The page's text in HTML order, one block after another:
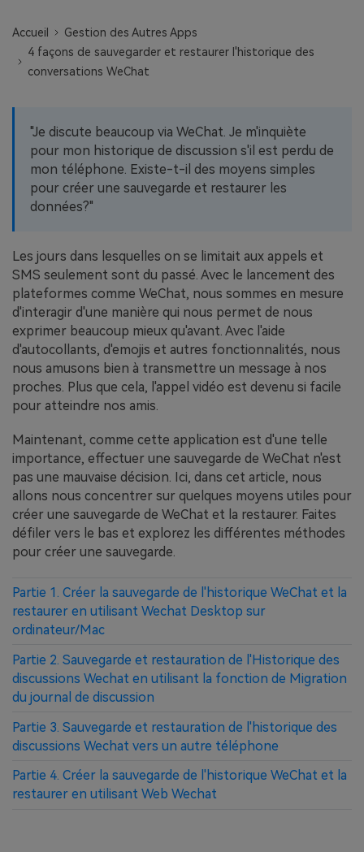
Accueil
Gestion des Autres Apps
4 façons de sauvegarder et restaurer l'historique des
conversations WeChat
"Je discute beaucoup via WeChat. Je m'inquiète
pour mon historique de discussion s'il est perdu de
mon téléphone. Existe-t-il des moyens simples
pour créer une sauvegarde et restaurer les
données?"
Les jours dans lesquelles on se limitait aux appels et
SMS seulement sont du passé. Avec le lancement des
plateformes comme WeChat, nous sommes en mesure
d'interagir d'une manière qui nous permet de nous
exprimer beaucoup mieux qu'avant. Avec l'aide
d'autocollants, d'emojis et autres fonctionnalités, nous
nous amusons bien à transmettre un message à nos
proches. Plus que cela, l'appel vidéo est devenu si facile
pour atteindre nos amis.
Maintenant, comme cette application est d'une telle
importance, effectuer une sauvegarde de WeChat n'est
pas une mauvaise décision. Ici, dans cet article, nous
allons nous concentrer sur quelques moyens utiles pour
créer une sauvegarde de WeChat et la restaurer. Faites
défiler vers le bas et explorez les différentes méthodes
pour créer une sauvegarde.
Partie 1. Créer la sauvegarde de l'historique WeChat et la
restaurer en utilisant Wechat Desktop sur
ordinateur/Mac
Partie 2. Sauvegarde et restauration de l'Historique des
discussions Wechat en utilisant la fonction de Migration
du journal de discussion
Partie 3. Sauvegarde et restauration de l'historique des
discussions Wechat vers un autre téléphone
Partie 4. Créer la sauvegarde de l'historique WeChat et la
restaurer en utilisant Web Wechat